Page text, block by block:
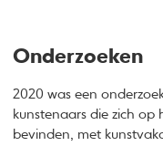
Onderzoeken
2020 was een
kunstenaars die zich
bevinden, met